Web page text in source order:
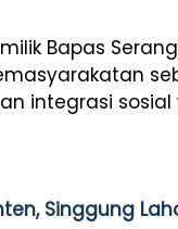
Bapas
integrasi
Singgung